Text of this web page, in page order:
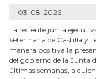
03-08-2026
La reciente junta
Veterinaria de Castilla y
manera positiva la
del gobierno de la Junta
últimas semanas, a